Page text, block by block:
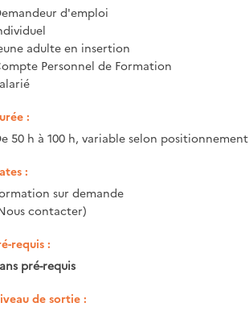
d'emploi
adulte en insertion
Personnel de Formation
:
50 h à 100 h, variable selon positionnement
:
sur demande
contacter)
requis :
pré-requis
de sortie :